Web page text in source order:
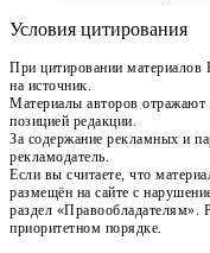
Условия цитирования
При цитировании материалов
на источник.
Материалы авторов
позицией редакции.
За содержание рекламных и
рекламодатель.
Если вы считаете, что
размещён на сайте с
раздел «Правообладателям».
приоритетном порядке.